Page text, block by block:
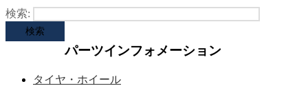
検索:
パーツインフォメーション
タイヤ・ホイール